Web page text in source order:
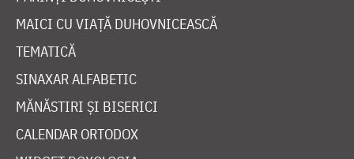
MAICI CU VIAȚĂ DUHOVNICEASCĂ
TEMATICĂ
SINAXAR ALFABETIC
MĂNĂSTIRI ȘI BISERICI
CALENDAR ORTODOX